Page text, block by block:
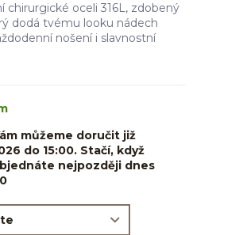
chirurgické oceli 316L, zdobený
dodá tvému looku nádech
nošení i slavnostní
můžeme doručit již
do 15:00. Stačí, když
nejpozději dnes